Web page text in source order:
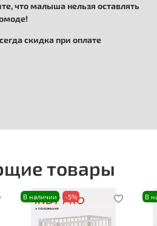
что малыша нельзя оставлять
скидка при оплате
товары
В наличии -5% В